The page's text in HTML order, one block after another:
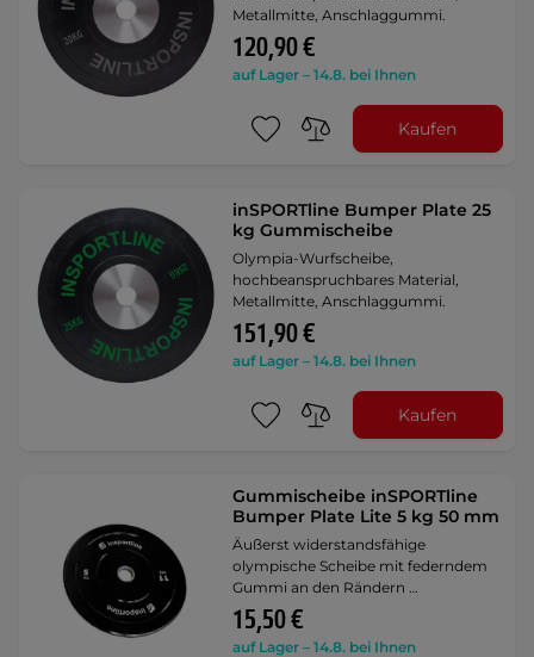
Metallmitte, Anschlaggummi.
120,90 €
auf Lager – 14.8. bei Ihnen
Kaufen
inSPORTline Bumper Plate 25
kg Gummischeibe
Olympia-Wurfscheibe,
hochbeanspruchbares Material,
Metallmitte, Anschlaggummi.
151,90 €
auf Lager – 14.8. bei Ihnen
Kaufen
Gummischeibe inSPORTline
Bumper Plate Lite 5 kg 50 mm
Äußerst widerstandsfähige
olympische Scheibe mit federndem
Gummi an den Rändern …
15,50 €
auf Lager – 14.8. bei Ihnen